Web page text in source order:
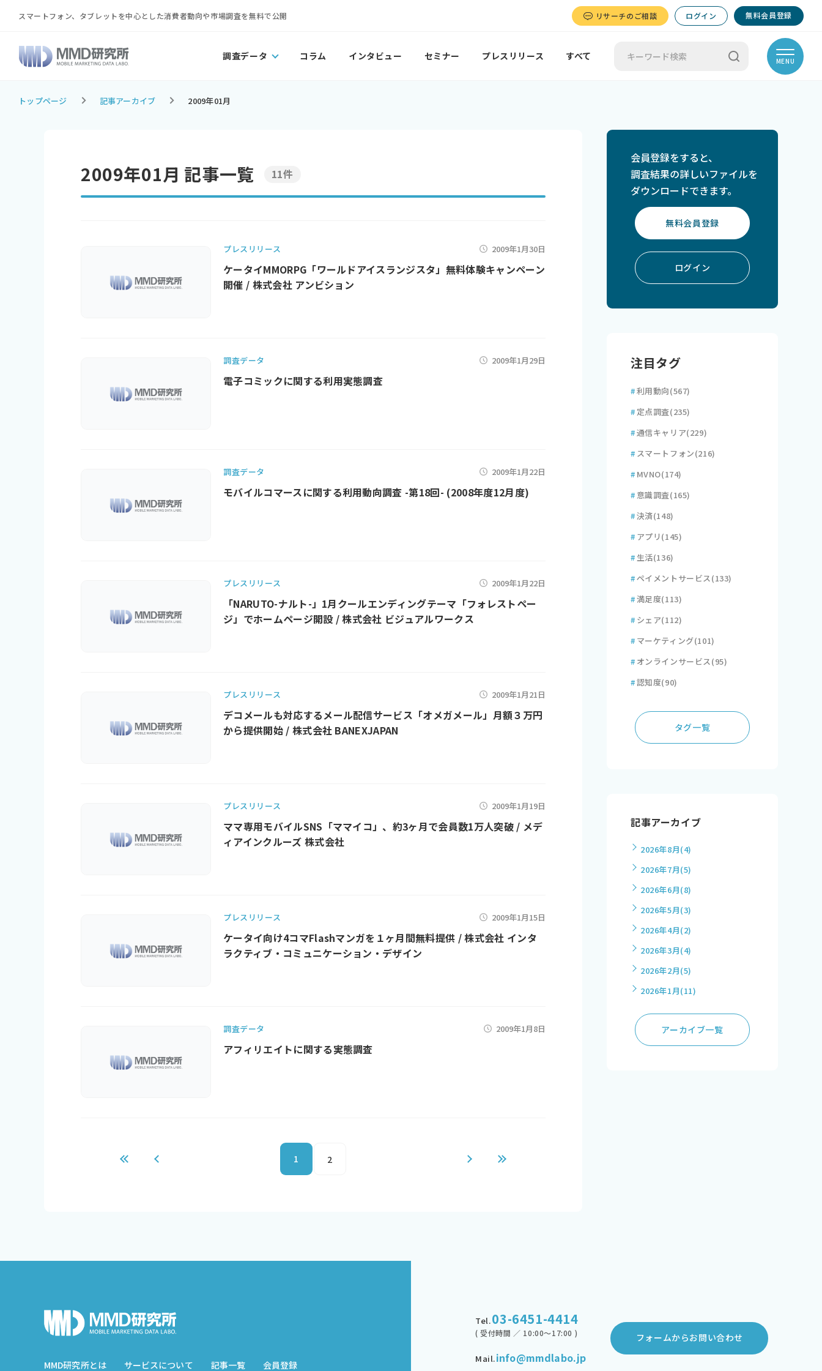
スマートフォン、タブレットを中心とした消費者動向や市場調査を無料で公開 リサーチのご相談 ログイン 無料会員登録
調査データ コラム インタビュー セミナー プレスリリース すべて MENU
トップページ 記事アーカイブ 2009年01月
2009年01月 記事一覧 11件
プレスリリース 2009年1月30日
ケータイMMORPG「ワールドアイスランジスタ」無料体験キャンペーン
開催 / 株式会社 アンビション
調査データ 2009年1月29日
電子コミックに関する利用実態調査
調査データ 2009年1月22日
モバイルコマースに関する利用動向調査 -第18回- (2008年度12月度)
プレスリリース 2009年1月22日
「NARUTO-ナルト-」1月クールエンディングテーマ「フォレストペー
ジ」でホームページ開設 / 株式会社 ビジュアルワークス
プレスリリース 2009年1月21日
デコメールも対応するメール配信サービス「オメガメール」月額３万円
から提供開始 / 株式会社 BANEXJAPAN
プレスリリース 2009年1月19日
ママ専用モバイルSNS「ママイコ」、約3ヶ月で会員数1万人突破 / メデ
ィアインクルーズ 株式会社
プレスリリース 2009年1月15日
ケータイ向け4コマFlashマンガを１ヶ月間無料提供 / 株式会社 インタ
ラクティブ・コミュニケーション・デザイン
調査データ 2009年1月8日
アフィリエイトに関する実態調査
1 2
会員登録をすると、
調査結果の詳しいファイルを
ダウンロードできます。
無料会員登録
ログイン
注目タグ
#利用動向(567)
# 定点調査(235)
#通信キャリア(229)
# スマートフォン(216)
# MVNO(174)
# 意識調査(165)
#決済(148)
# アプリ(145)
# 生活(136)
#ペイメントサービス(133)
#満足度(113)
# シェア(112)
# マーケティング(101)
# オンラインサービス(95)
#認知度(90)
タグ一覧
記事アーカイブ
2026年8月(4)
2026年7月(5)
2026年6月(8)
2026年5月(3)
2026年4月(2)
2026年3月(4)
2026年2月(5)
2026年1月(11)
アーカイブ一覧
MMD研究所とは サービスについて 記事一覧 会員登録
Tel.03-6451-4414
( 受付時間 ／ 10:00～17:00 )
Mail.info@mmdlabo.jp
フォームからお問い合わせ